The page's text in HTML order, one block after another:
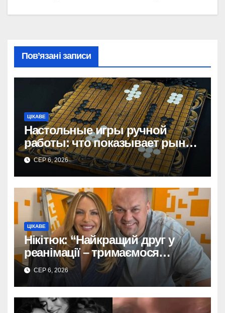
Пов’язані записи
ЦІКАВЕ
Настольные игры ручной
работы: что показывает рынок
и почему цифры говорят сами
за себя
СЕР 6, 2026
ЦІКАВЕ
Нікітюк: “Найкращий друг у
реанімації – тримаємося
разом!”
СЕР 6, 2026